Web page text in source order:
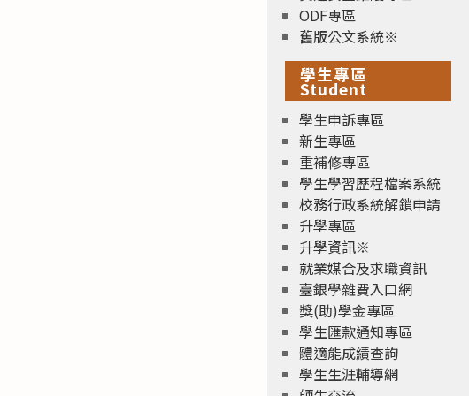
ODF專區
舊版公文系統※
學生專區
Student
學生申訴專區
新生專區
重補修專區
學生學習歷程檔案系統
校務行政系統解鎖申請
升學專區
升學資訊※
就業媒合及求職資訊
臺銀學雜費入口網
獎(助)學金專區
學生匯款通知專區
體適能成績查詢
學生生涯輔導網